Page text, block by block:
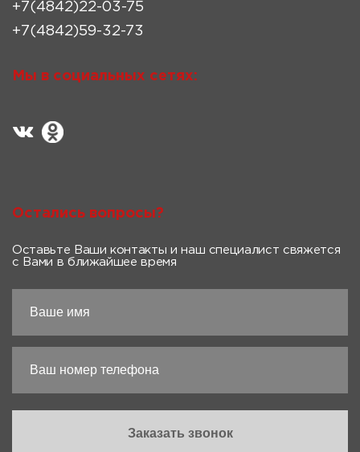
+7(4842)22-03-75
+7(4842)59-32-73
Мы в социальных сетях:
Остались вопросы?
Оставьте Ваши контакты и наш специалист свяжется
с Вами в ближайшее время